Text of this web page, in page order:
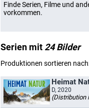
Finde Serien, Filme und
vorkommen.
Serien mit 24 Bilder
Produktionen sortieren
Heimat
D, 2020
(Distribution